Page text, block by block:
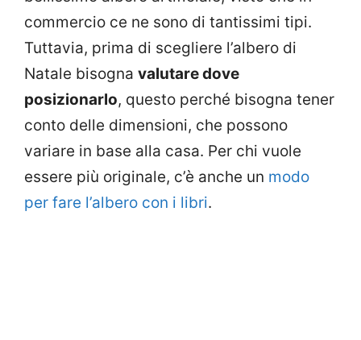
commercio ce ne sono di tantissimi tipi.
Tuttavia, prima di scegliere l’albero di
Natale bisogna valutare dove
posizionarlo, questo perché bisogna tener
conto delle dimensioni, che possono
variare in base alla casa. Per chi vuole
essere più originale, c’è anche un modo
per fare l’albero con i libri.